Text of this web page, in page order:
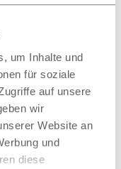
um Inhalte und
für soziale
auf unsere
wir
Website an
und
diese
an der
allein können
erfordert
die
Therapie.